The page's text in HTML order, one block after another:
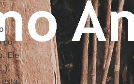
do
Ele
esta